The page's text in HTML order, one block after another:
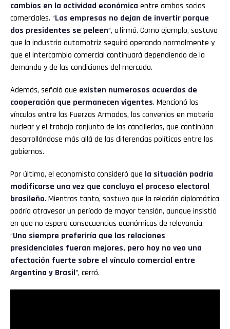
cambios en la actividad económica entre ambos socios
comerciales. “Las empresas no dejan de invertir porque
dos presidentes se peleen”, afirmó. Como ejemplo, sostuvo
que la industria automotriz seguirá operando normalmente y
que el intercambio comercial continuará dependiendo de la
demanda y de las condiciones del mercado.
Además, señaló que existen numerosos acuerdos de
cooperación que permanecen vigentes. Mencionó los
vínculos entre las Fuerzas Armadas, los convenios en materia
nuclear y el trabajo conjunto de las cancillerías, que continúan
desarrollándose más allá de las diferencias políticas entre los
gobiernos.
Por último, el economista consideró que la situación podría
modificarse una vez que concluya el proceso electoral
brasileño. Mientras tanto, sostuvo que la relación diplomática
podría atravesar un período de mayor tensión, aunque insistió
en que no espera consecuencias económicas de relevancia.
“Uno siempre preferiría que las relaciones
presidenciales fueran mejores, pero hoy no veo una
afectación fuerte sobre el vínculo comercial entre
Argentina y Brasil”, cerró.